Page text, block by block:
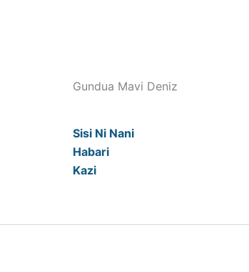
Gundua Mavi Deniz
Sisi Ni Nani
Habari
Kazi